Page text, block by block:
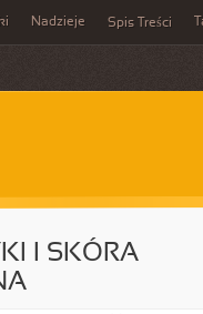
Nadzieje Spis Treści
I SKÓRA